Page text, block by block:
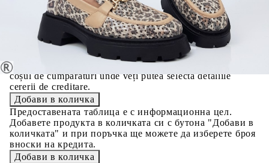
Предоставената таблица е с информационна цел.
Добавете продукта в количката си с бутона "Добави в
количката" и при поръчка ще можете да изберете броя
вноски на кредита.
Acest tabel are caracter informativ. Adăugați produsul în
coșul de cumpărături unde veți putea selecta detaliile
cererii de creditare.
Предоставената таблица е с информационна цел.
Добавете продукта в количката си с бутона "Добави в
количката" и при поръчка ще можете да изберете броя
вноски на кредита.